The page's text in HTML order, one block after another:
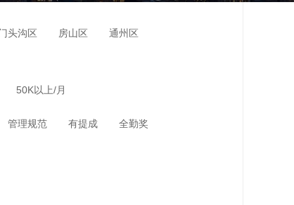
头沟区 房山区 通州区
50K以上/月
管理规范 有提成 全勤奖